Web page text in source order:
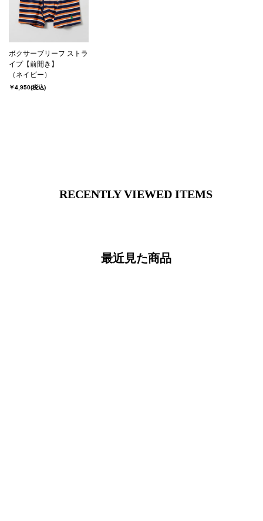
ボクサーブリーフ ストラ
イプ【前開き】
（ネイビー）
￥4,950(税込)
RECENTLY VIEWED ITEMS
最近見た商品